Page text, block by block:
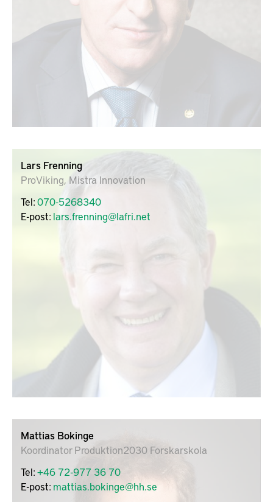
Lars Frenning
ProViking, Mistra Innovation
Tel:070-5268340
E-post: lars.frenning@lafri.net
Mattias Bokinge
Koordinator Produktion2030 Forskarskola
Tel:+46 72-977 36 70
E-post: mattias.bokinge@hh.se